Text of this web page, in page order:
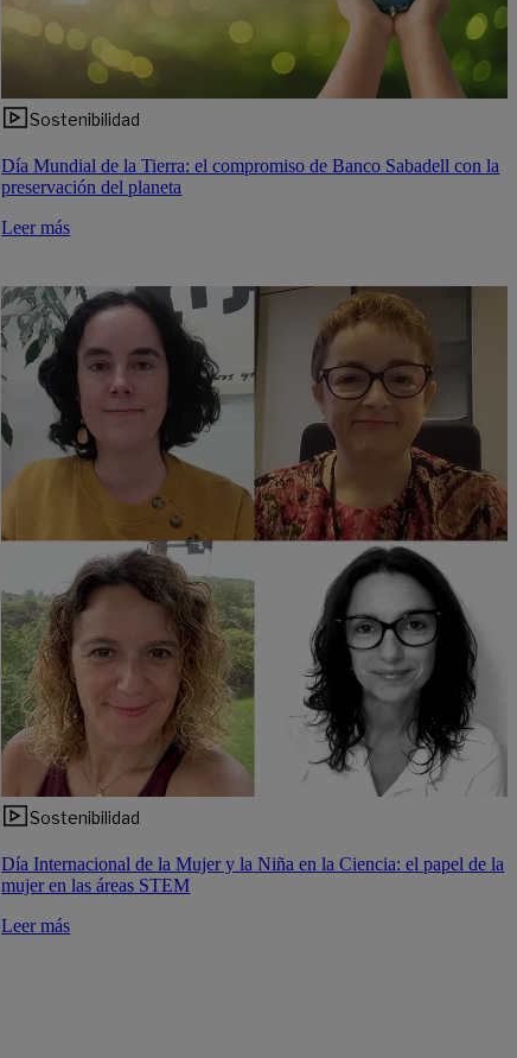
Sostenibilidad
Día Mundial de la Tierra: el compromiso de Banco Sabadell con la
preservación del planeta
Leer más
Sostenibilidad
Día Internacional de la Mujer y la Niña en la Ciencia: el papel de la
mujer en las áreas STEM
Leer más